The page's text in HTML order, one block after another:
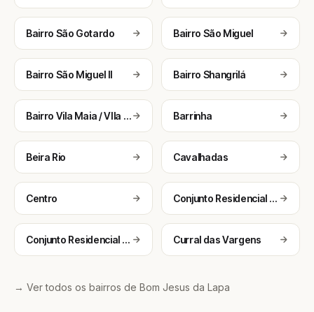
Bairro São Gotardo Bairro São Miguel
Bairro São Miguel II Bairro Shangrilá
Bairro Vila Maia / VIla Nova (Jurema) Barrinha
Beira Rio Cavalhadas
Centro Conjunto Residencial Primavera I
Conjunto Residencial Primavera II Curral das Vargens
→ Ver todos os bairros de Bom Jesus da Lapa